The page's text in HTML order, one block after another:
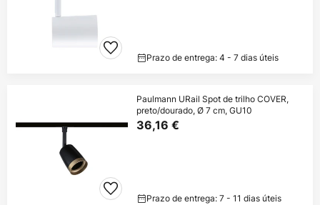
Prazo de entrega: 4 - 7 dias úteis
Paulmann URail Spot de trilho COVER,
preto/dourado, Ø 7 cm, GU10
36,16 €
Prazo de entrega: 7 - 11 dias úteis